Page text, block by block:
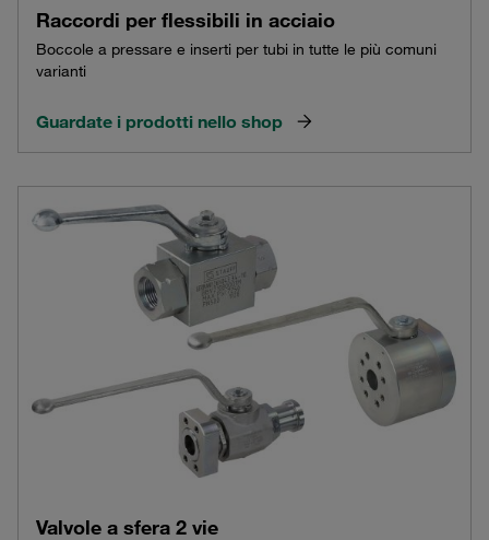
Raccordi per flessibili in acciaio
Boccole a pressare e inserti per tubi in tutte le più comuni
varianti
Guardate i prodotti nello shop
Valvole a sfera 2 vie